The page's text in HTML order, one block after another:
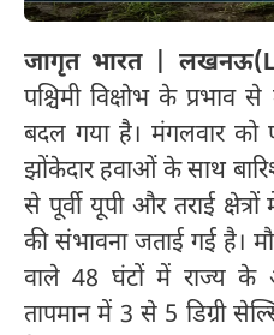
जागृत भारत |
पश्चिमी विक्षोभ के प्रभाव
बदल गया है। मंगलवार को
झोंकेदार हवाओं के साथ
से पूर्वी यूपी और तराई
की संभावना जताई गई है।
वाले 48 घंटों में राज्य के
तापमान में 3 से 5 डिग्री